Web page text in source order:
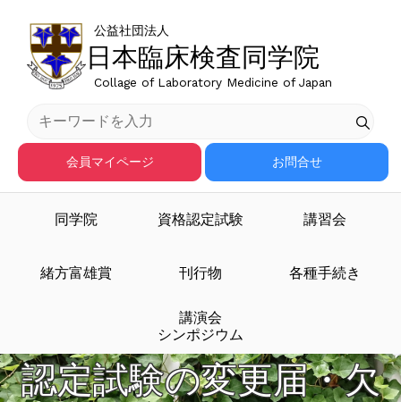
日本臨床検査同学院
公益社団法人
Collage of Laboratory Medicine of Japan
会員マイページ お問合せ
同学院 資格認定試験 講習会
緒方富雄賞 刊行物 各種手続き
講演会
シンポジウム
認定試験の変更届・欠